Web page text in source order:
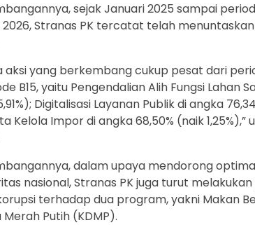
sejak Januari 2025 sampai
Stranas PK tercatat telah menuntaskan
aksi yang berkembang cukup pesat dari
B15, yaitu Pengendalian Alih Fungsi Lahan
Digitalisasi Layanan Publik di angka
Kelola Impor di angka 68,50% (naik 1,25%),”
dalam upaya mendorong
nasional, Stranas PK juga turut
terhadap dua program, yakni Makan
Putih (KDMP).